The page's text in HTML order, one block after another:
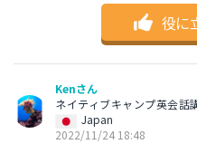
役に
Kenさん
ネイティブキャンプ英会話
Japan
2022/11/24 18:48